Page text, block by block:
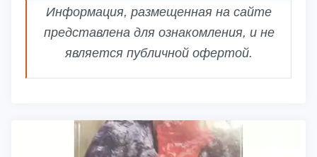
Информация, размещенная на сайте
представлена для ознакомления, и не
является публичной офертой.